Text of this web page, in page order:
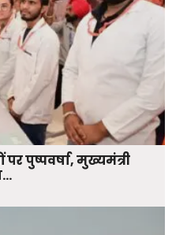
पर पुष्पवर्षा, मुख्यमंत्री